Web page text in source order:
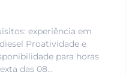
experiência em
Proatividade e
para horas
das 08...